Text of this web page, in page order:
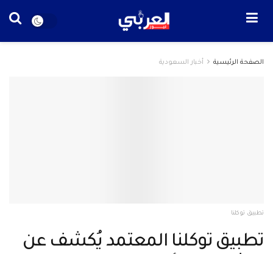
الصفحة الرئيسية أخبار السعودية
تطبيق توكلنا
تطبيق توكلنا المعتمد يُكشف عن